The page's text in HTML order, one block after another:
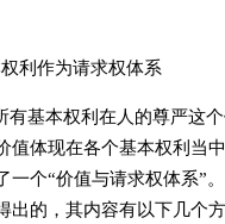
权利作为请求权体系
有基本权利在人的尊严这
值体现在各个基本权利当
一个“价值与请求权体系”
出的，其内容有以下几个方